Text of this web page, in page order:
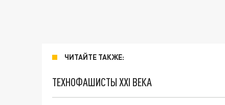
ЧИТАЙТЕ ТАКЖЕ:
ТЕХНОФАШИСТЫ XXI ВЕКА